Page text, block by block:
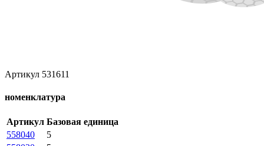
Артикул 531611
номенклатура
Артикул Базовая единица
558040
5